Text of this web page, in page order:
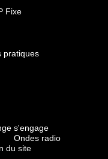
Fixe
pratiques
s'engage
Ondes radio
du site